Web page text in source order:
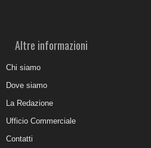
Altre informazioni
Chi siamo
Dove siamo
La Redazione
Ufficio Commerciale
Contatti